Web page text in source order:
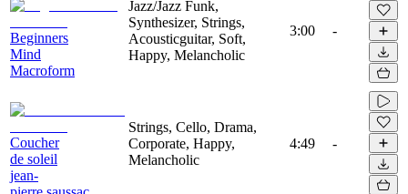
Beginners
Mind
Macroform
Jazz/Jazz Funk,
Synthesizer, Strings,
Acousticguitar, Soft,
Happy, Melancholic
3:00 -
Coucher
de soleil
jean-
Strings, Cello, Drama,
Corporate, Happy,
Melancholic
4:49 -